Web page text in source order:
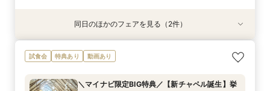
特典あり
2名様～少人数プラン【送迎付きで安心】一組貸
切でおススメ♪
【遠方の方◎オンライン相談会】スマホで簡単！
豪華5大特典付き
同日のほかのフェアを見る（2件）
試食会 特典あり 動画あり
＼マイナビ限定BIG特典／【新チャペル誕生】挙